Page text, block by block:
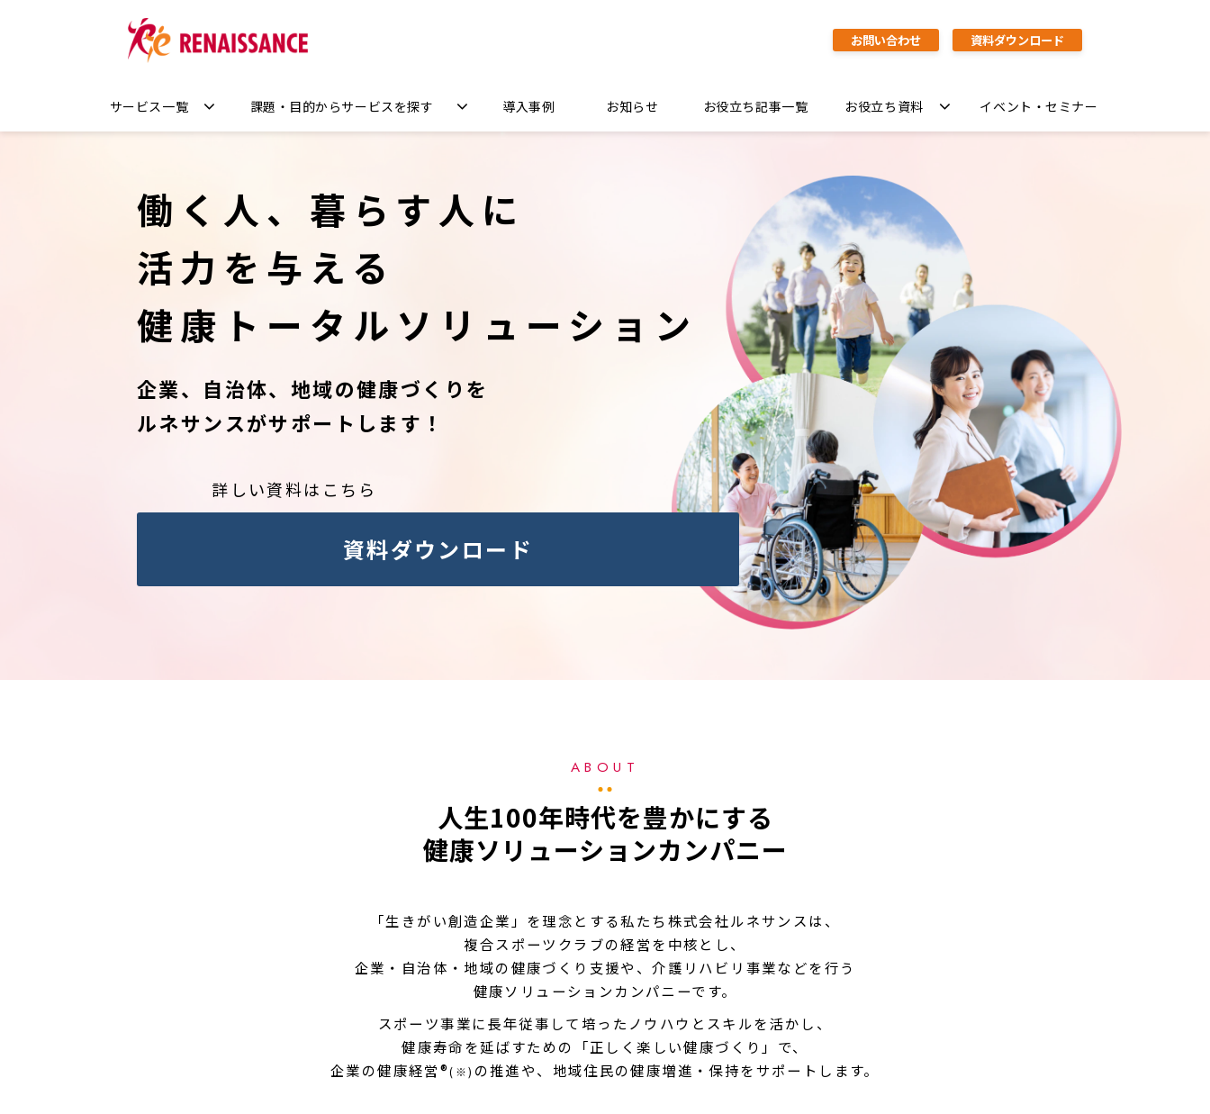
お問い合わせ 資料ダウンロード
サービス一覧 課題・目的からサービスを探す 導入事例 お知らせ お役立ち記事一覧 お役立ち資料 イベント・セミナー
働く人、暮らす人に
活力を与える
健康トータルソリューション
企業、自治体、地域の健康づくりを
ルネサンスがサポートします！
詳しい資料はこちら
資料ダウンロード
ABOUT
人生100年時代を豊かにする
健康ソリューションカンパニー
「生きがい創造企業」を理念とする私たち株式会社ルネサンスは、
複合スポーツクラブの経営を中核とし、
企業・自治体・地域の健康づくり支援や、介護リハビリ事業などを行う
健康ソリューションカンパニーです。
スポーツ事業に長年従事して培ったノウハウとスキルを活かし、
健康寿命を延ばすための「正しく楽しい健康づくり」で、
企業の健康経営®(※) の推進や、地域住民の健康増進・保持をサポートします。